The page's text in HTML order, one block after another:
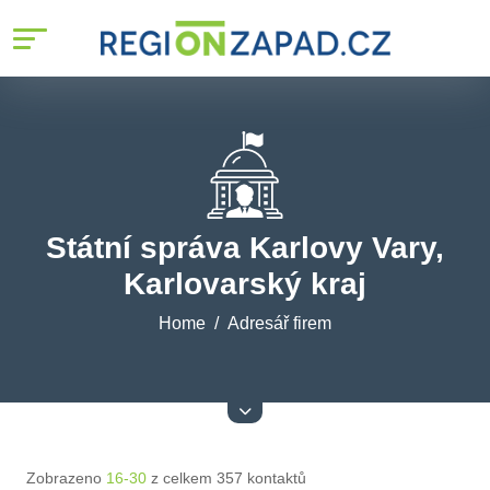
Státní správa Karlovy Vary,
Karlovarský kraj
Home Adresář firem
Zobrazeno 16-30 z celkem 357 kontaktů